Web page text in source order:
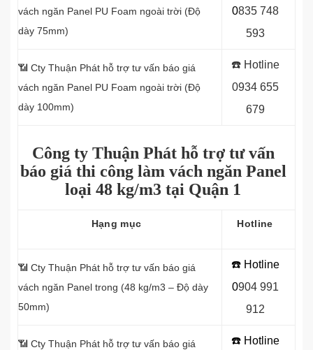
vách ngăn Panel PU Foam ngoài trời (Độ
dày 75mm)
0835 748
593
📶 Cty Thuận Phát hỗ trợ tư vấn báo giá
vách ngăn Panel PU Foam ngoài trời (Độ
dày 100mm)
☎️ Hotline
0934 655
679
Công ty Thuận Phát hỗ trợ tư vấn
báo giá thi công làm vách ngăn Panel
loại 48 kg/m3 tại Quận 1
Hạng mục Hotline
📶 Cty Thuận Phát hỗ trợ tư vấn báo giá
vách ngăn Panel trong (48 kg/m3 – Độ dày
50mm)
☎️ Hotline
0904 991
912
📶 Cty Thuận Phát hỗ trợ tư vấn báo giá
☎️ Hotline